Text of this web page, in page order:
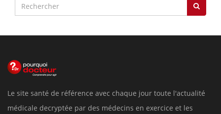
Le site santé de référence avec chaque jour toute l'actualité
médicale decryptée par des médecins en exercice et les